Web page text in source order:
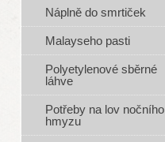
Náplně do smrtiček
Malayseho pasti
Polyetylenové sběrné
láhve
Potřeby na lov nočního
hmyzu